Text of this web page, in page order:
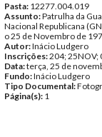
Pasta: 12277.004.019
Assunto:Patrulha da
Nacional Republicana
o 25 de Novembro de
Autor:Inácio Ludgero
Inscrições:204; 25NOV;
Data:terça, 25 de
Fundo:Inácio Ludgero
Tipo Documental:
Página(s): 1